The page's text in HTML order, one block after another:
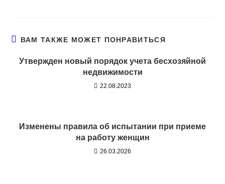
ВАМ ТАКЖЕ МОЖЕТ ПОНРАВИТЬСЯ
Утвержден новый порядок учета бесхозяйной
недвижимости
22.08.2023
Изменены правила об испытании при приеме
на работу женщин
26.03.2026